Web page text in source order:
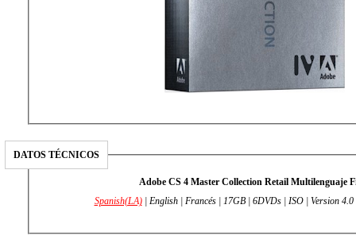
DATOS TÉCNICOS
Adobe CS 4 Master Collection Retail Multilenguaje
Spanish(LA)| English | Francés | 17GB | 6DVDs | ISO | Version